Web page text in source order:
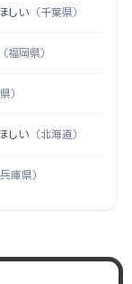
しい （千葉県）
（福岡県）
）
しい （北海道）
兵庫県）